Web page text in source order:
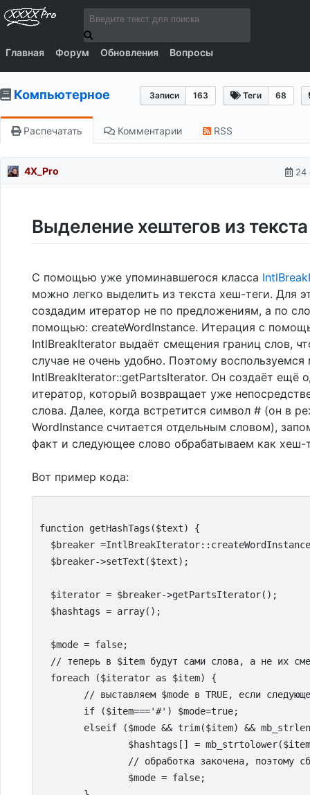
Главная Форум Обновления Вопросы
Записи 163 Теги 68
Компьютерное
Распечатать Комментарии RSS
4X_Pro 24
Выделение хештегов из текста
С помощью уже упоминавшегося класса
можно легко выделить из текста хеш-теги. Для
создадим итератор не по предложениям, а по
помощью: createWordInstance. Итерация с
IntlBreakIterator выдаёт смещения границ слов,
случае не очень удобно. Поэтому
IntlBreakIterator::getPartsIterator. Он создаёт ещё
итератор, который возвращает уже
слова. Далее, когда встретится символ # (он в
WordInstance считается отдельным словом),
факт и следующее слово обрабатываем как хеш-
Вот пример кода:
function getHashTags($text) {
$breaker
  $breaker->setText($text);
  $iterator = $breaker->getPartsIterator();
  $hashtags = array();
  $mode = false;
// теперь в $item будут сами слова, а не их
  foreach ($iterator as $item) {
// выставляем $mode в TRUE, если
// обработка закочена, поэтому